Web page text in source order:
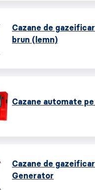
Cazane de
brun (lemn)
Cazane automate
Cazane de
Generator